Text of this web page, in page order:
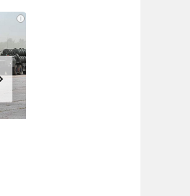
i